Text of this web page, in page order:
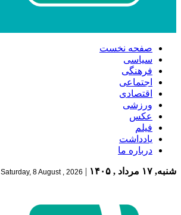
صفحه نخست
سیاسی
فرهنگی
اجتماعی
اقتصادی
ورزشی
عکس
فیلم
یادداشت
درباره ما
شنبه, ۱۷ مرداد , ۱۴۰۵ |
Saturday, 8 August , 2026